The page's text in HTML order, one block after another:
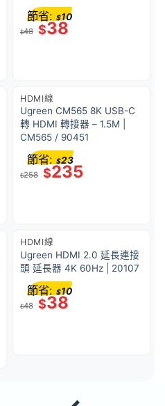
10151
$48 $38
節省: $10
HDMI線
Ugreen CM565 8K USB-C
轉 HDMI 轉接器 – 1.5M |
CM565 / 90451
$258 $235
節省: $23
HDMI線
Ugreen HDMI 2.0 延長連接
頭 延長器 4K 60Hz | 20107
$48 $38
節省: $10